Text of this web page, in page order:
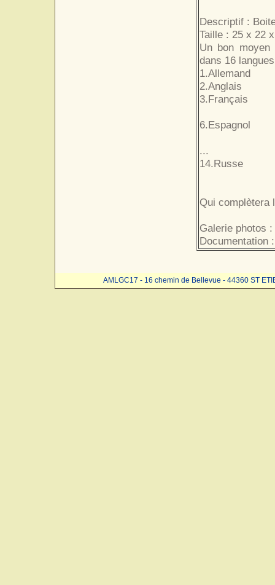
Descriptif :
Taille : 25 x 22
Un bon moyen
dans 16
1.Allemand
2.Anglais
3.Français
6.Espagnol
...
14.Russe
Qui complètera
Galerie photos :
Documentation :
AMLGC17 - 16 chemin de Bellevue - 44360 ST